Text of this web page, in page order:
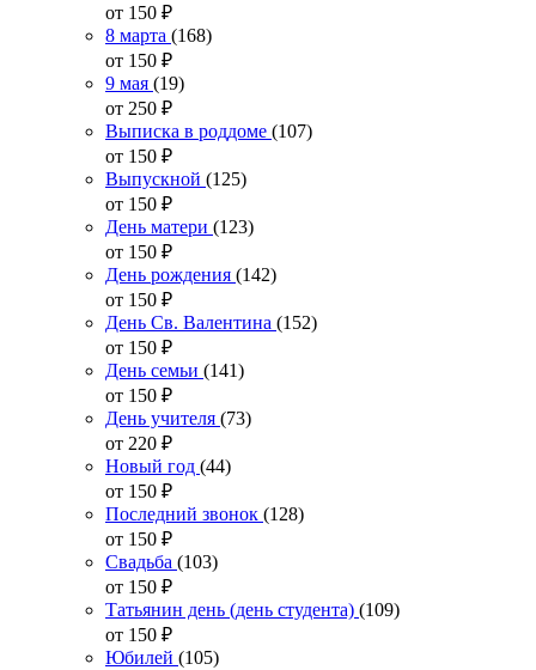
от 150 ₽
8 марта (168)
от 150 ₽
9 мая (19)
от 250 ₽
Выписка в роддоме (107)
от 150 ₽
Выпускной (125)
от 150 ₽
День матери (123)
от 150 ₽
День рождения (142)
от 150 ₽
День Св. Валентина (152)
от 150 ₽
День семьи (141)
от 150 ₽
День учителя (73)
от 220 ₽
Новый год (44)
от 150 ₽
Последний звонок (128)
от 150 ₽
Свадьба (103)
от 150 ₽
Татьянин день (день студента) (109)
от 150 ₽
Юбилей (105)